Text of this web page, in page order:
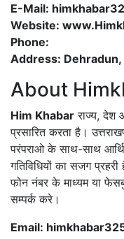
E-Mail:
Website:
Phone:
Address: Dehradun,
About
Him Khabar राज्य, देश
प्रसारित करता है।
परंपराओ के साथ-साथ
गतिविधियों का सजग प्रहरी
फोन नंबर के माध्यम या
सम्पर्क करे।
Email: